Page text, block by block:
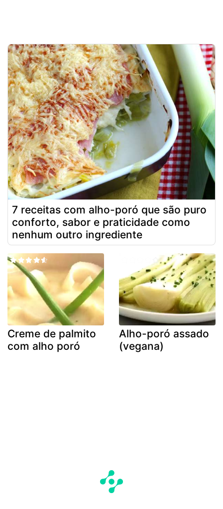
7 receitas com alho-poró que são puro
conforto, sabor e praticidade como
nenhum outro ingrediente
Creme de palmito
com alho poró
Alho-poró assado
(vegana)